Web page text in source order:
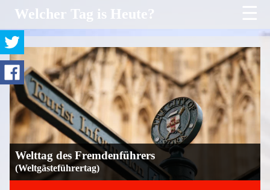
Welcher Tag is Heute? ☰
Welttag des Fremdenführers
(Weltgästeführertag)